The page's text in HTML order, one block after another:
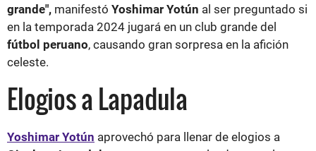
grande", manifestó Yoshimar Yotún al ser preguntado si
en la temporada 2024 jugará en un club grande del
fútbol peruano, causando gran sorpresa en la afición
celeste.
Elogios a Lapadula
Yoshimar Yotún aprovechó para llenar de elogios a